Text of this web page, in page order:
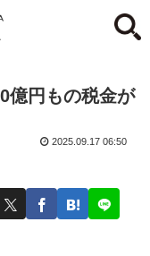
億円もの税金が
2025.09.17 06:50